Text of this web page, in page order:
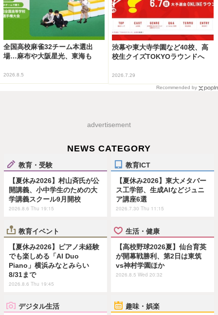
全国高校麻雀32チーム本選出
場…麻布や大阪星光、東海も
2026.8.5
渋幕や東大寺学園など40校、高
校生クイズTOKYOラウンドへ
2026.7.29
Recommended by
advertisement
NEWS CATEGORY
教育・受験
【夏休み2026】村山斉氏が公
開講義、小中学生のための大
学講義スクール9月開校
2026.8.6 Thu 19:15
教育ICT
【夏休み2026】東大メタバー
ス工学部、生成AIなどジュニ
ア講座6選
2026.7.30 Thu 11:15
教育イベント
【夏休み2026】ピアノ未経験
でも楽しめる「AI Duo
Piano」横浜みなとみらい
8/31まで
2026.8.6 Thu 19:45
生活・健康
【高校野球2026夏】仙台育英
が開幕戦勝利、第2日は東筑
vs神村学園ほか
2026.8.5 Wed 20:32
デジタル生活 趣味・娯楽